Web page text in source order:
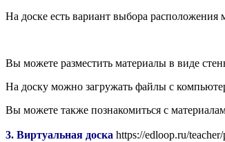
На доске есть вариант выбора расположения
Вы можете разместить материалы в виде
На доску можно загружать файлы с
Вы можете также познакомиться с
3. Виртуальная доска https://edloop.ru/